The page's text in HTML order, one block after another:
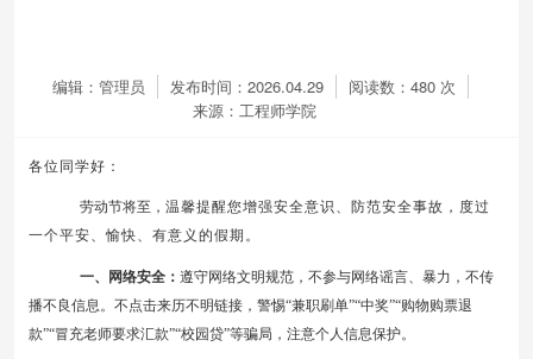
编辑：管理员 发布时间：2026.04.29 阅读数： 480 次
来源：工程师学院
各位同学好：
劳动节将至， 温馨提醒您增强安全意识、防范安全事故，度过
一个平安、愉快、有意义的假期。
一、网络安全： 遵守网络文明规范，不参与网络谣言、暴力，不传
播不良信息。不点击来历不明链接，警惕“兼职刷单”“中奖”“购物购票退
款”“冒充老师要求汇款”“校园贷”等骗局，注意个人信息保护。